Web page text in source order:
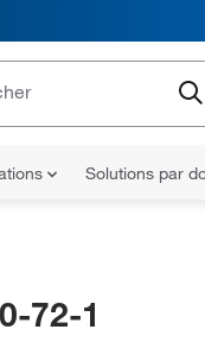
Solutions par
72-1